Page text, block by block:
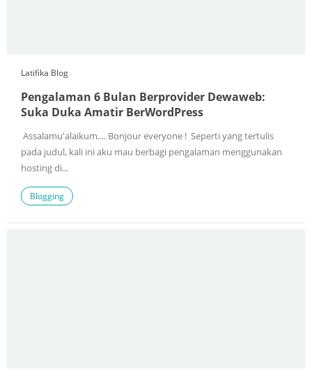
Latifika Blog
Pengalaman 6 Bulan Berprovider Dewaweb:
Suka Duka Amatir BerWordPress
Assalamu'alaikum.... Bonjour everyone ! Seperti yang tertulis
pada judul, kali ini aku mau berbagi pengalaman menggunakan
hosting di...
Blogging